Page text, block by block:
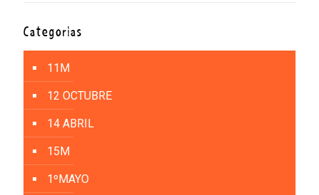
Categorías
11M
12 OCTUBRE
14 ABRIL
15M
1ºMAYO